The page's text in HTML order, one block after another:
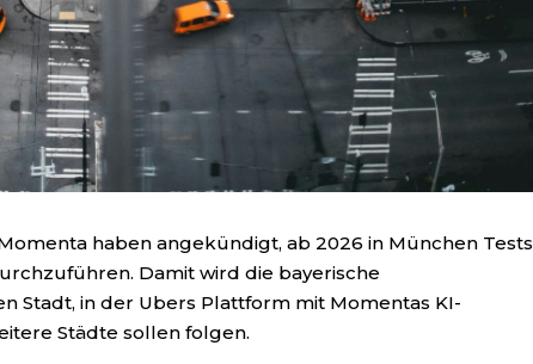
haben angekündigt, ab 2026 in München Tests
Damit wird die bayerische
Stadt, in der Ubers Plattform mit Momentas KI-
Städte sollen folgen.